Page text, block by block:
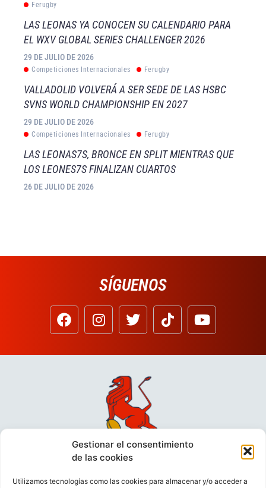
Gestionar el consentimiento
de las cookies
Utilizamos tecnologías como las cookies para almacenar y/o acceder a
Ferugby
LAS LEONAS YA CONOCEN SU CALENDARIO PARA
EL WXV GLOBAL SERIES CHALLENGER 2026
29 DE JULIO DE 2026
Competiciones Internacionales Ferugby
VALLADOLID VOLVERÁ A SER SEDE DE LAS HSBC
SVNS WORLD CHAMPIONSHIP EN 2027
29 DE JULIO DE 2026
Competiciones Internacionales Ferugby
LAS LEONAS7S, BRONCE EN SPLIT MIENTRAS QUE
LOS LEONES7S FINALIZAN CUARTOS
26 DE JULIO DE 2026
SÍGUENOS